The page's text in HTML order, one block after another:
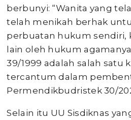
berbunyi: “Wanita yang
telah menikah berhak
perbuatan hukum sendiri,
lain oleh hukum
39/1999 adalah salah satu
tercantum dalam
Permendikbudristek 30/
Selain itu UU Sisdiknas